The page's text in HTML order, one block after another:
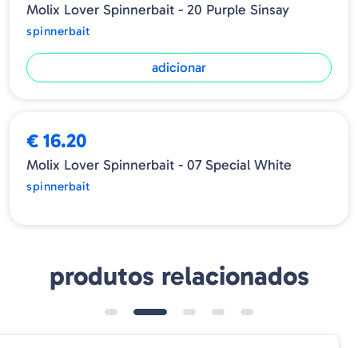
Molix Lover Spinnerbait - 20 Purple Sinsay
spinnerbait
adicionar
€ 16.20
Molix Lover Spinnerbait - 07 Special White
spinnerbait
produtos relacionados